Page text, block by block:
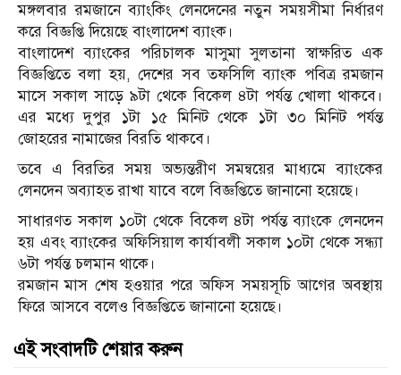
মঙ্গলবার রমজানে ব্যাংকিং লেনদেনের নতুন সময়সীমা নির্ধারণ
করে বিজ্ঞপ্তি দিয়েছে বাংলাদেশ ব্যাংক।
বাংলাদেশ ব্যাংকের পরিচালক মাসুমা সুলতানা স্বাক্ষরিত এক
বিজ্ঞপ্তিতে বলা হয়, দেশের সব তফসিলি ব্যাংক পবিত্র রমজান
মাসে সকাল সাড়ে ৯টা থেকে বিকেল ৪টা পর্যন্ত খোলা থাকবে।
এর মধ্যে দুপুর ১টা ১৫ মিনিট থেকে ১টা ৩০ মিনিট পর্যন্ত
জোহরের নামাজের বিরতি থাকবে।
তবে এ বিরতির সময় অভ্যন্তরীণ সমন্বয়ের মাধ্যমে ব্যাংকের
লেনদেন অব্যাহত রাখা যাবে বলে বিজ্ঞপ্তিতে জানানো হয়েছে।
সাধারণত সকাল ১০টা থেকে বিকেল ৪টা পর্যন্ত ব্যাংকে লেনদেন
হয় এবং ব্যাংকের অফিসিয়াল কার্যাবলী সকাল ১০টা থেকে সন্ধ্যা
৬টা পর্যন্ত চলমান থাকে।
রমজান মাস শেষ হওয়ার পরে অফিস সময়সূচি আগের অবস্থায়
ফিরে আসবে বলেও বিজ্ঞপ্তিতে জানানো হয়েছে।
এই সংবাদটি শেয়ার করুন